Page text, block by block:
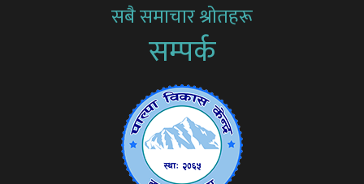
सबै समाचार श्रोतहरू
सम्पर्क